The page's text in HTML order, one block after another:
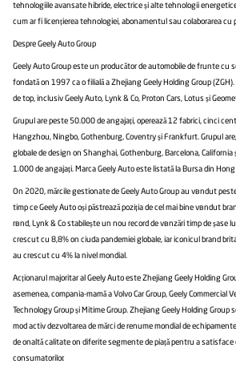
tehnologiile avansate hibride, electrice și alte tehnologii
cum ar fi licențierea tehnologiei, abonamentul sau colaborarea cu
Despre Geely Auto Group
Geely Auto Group este un producător de automobile de frunte cu
fondată în 1997 ca o filială a Zhejiang Geely Holding Group
de top, inclusiv Geely Auto, Lynk & Co, Proton Cars, Lotus și
Grupul are peste 50.000 de angajați, operează 12 fabrici, cinci
Hangzhou, Ningbo, Gothenburg, Coventry și Frankfurt. Grupul
globale de design în Shanghai, Gothenburg, Barcelona, California
1.000 de angajați. Marca Geely Auto este listată la Bursa din
În 2020, mărcile gestionate de Geely Auto Group au vândut
timp ce Geely Auto își păstrează poziția de cel mai bine vândut
rând, Lynk & Co stabilește un nou record de vânzări timp de șase
crescut cu 8,8% în ciuda pandemiei globale, iar iconicul brand
au crescut cu 4% la nivel mondial.
Acționarul majoritar al Geely Auto este Zhejiang Geely Holding
asemenea, compania-mamă a Volvo Car Group, Geely Commercial
Technology Group și Mitime Group. Zhejiang Geely Holding Group
mod activ dezvoltarea de mărci de renume mondial de
de înaltă calitate în diferite segmente de piață pentru a satisface
consumatorilor.